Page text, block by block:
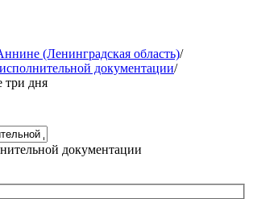
(Ленинградская область)/
документации/
три дня
документации